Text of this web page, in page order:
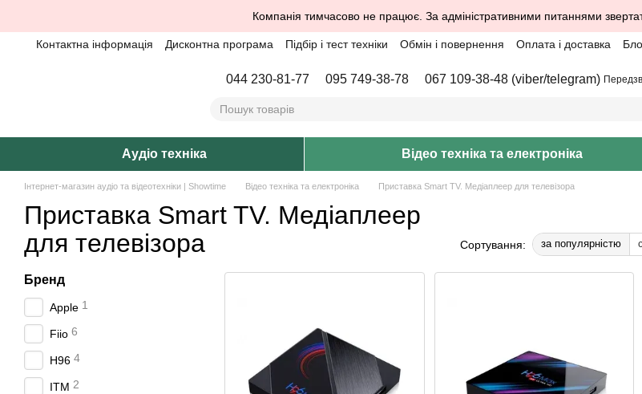
Компанія тимчасово не працює. За адміністративними питаннями
Контактна інформація Дисконтна програма Підбір і тест техніки Обмін і повернення Оплата і доставка
044 230-81-77 095 749-38-78 067 109-38-48 (viber/telegram)
Аудіо техніка Відео техніка та електроніка
Інтернет-магазин аудіо та відеотехніки | Showtime Відео техніка та електроніка Приставка Smart TV. Медіаплеер для телевізора
Приставка Smart TV. Медіаплеер
для телевізора
Сортування: за популярністю
Бренд
Apple 1
Fiio 6
H96 4
ITM 2